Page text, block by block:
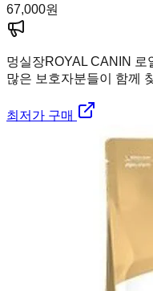
67,000원
멍실장ROYAL CANIN 로
많은 보호자분들이 함께
최저가 구매